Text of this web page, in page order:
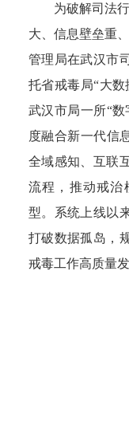
为破解司法
大、信息壁垒重
管理局在武汉市
托省戒毒局“大
武汉市局一所“
度融合新一代信
全域感知、互联
流程，推动戒治
型。系统上线以
打破数据孤岛，
戒毒工作高质量